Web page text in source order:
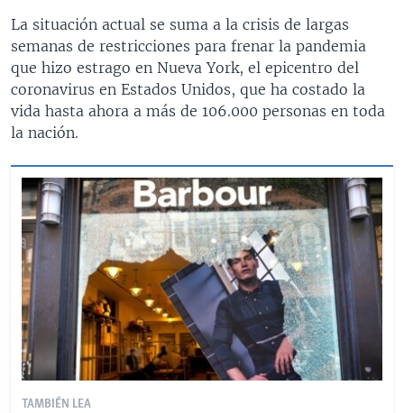
La situación actual se suma a la crisis de largas
semanas de restricciones para frenar la pandemia
que hizo estrago en Nueva York, el epicentro del
coronavirus en Estados Unidos, que ha costado la
vida hasta ahora a más de 106.000 personas en toda
la nación.
TAMBIÉN LEA